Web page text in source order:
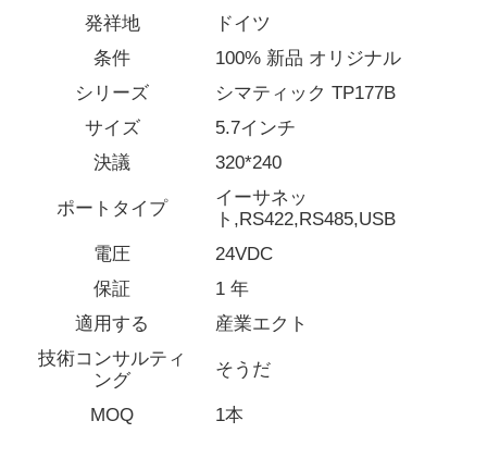
ホーム
会社案内
品質管理
発祥地
ドイツ
条件
100% 新品 オリジナル
シリーズ
シマティック TP177B
サイズ
5.7インチ
決議
320*240
ポートタイプ
イーサネッ
ト,RS422,RS485,USB
電圧
24VDC
保証
1 年
適用する
産業エクト
技術コンサルティ
ング
そうだ
MOQ 1本